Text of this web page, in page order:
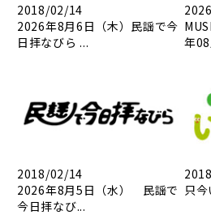
2018/02/14
2026年8月6日（木）民謡で今
日拝なびら ...
年
2018/02/14
2026年8月5日（水） 民謡で
今日拝なび...
只